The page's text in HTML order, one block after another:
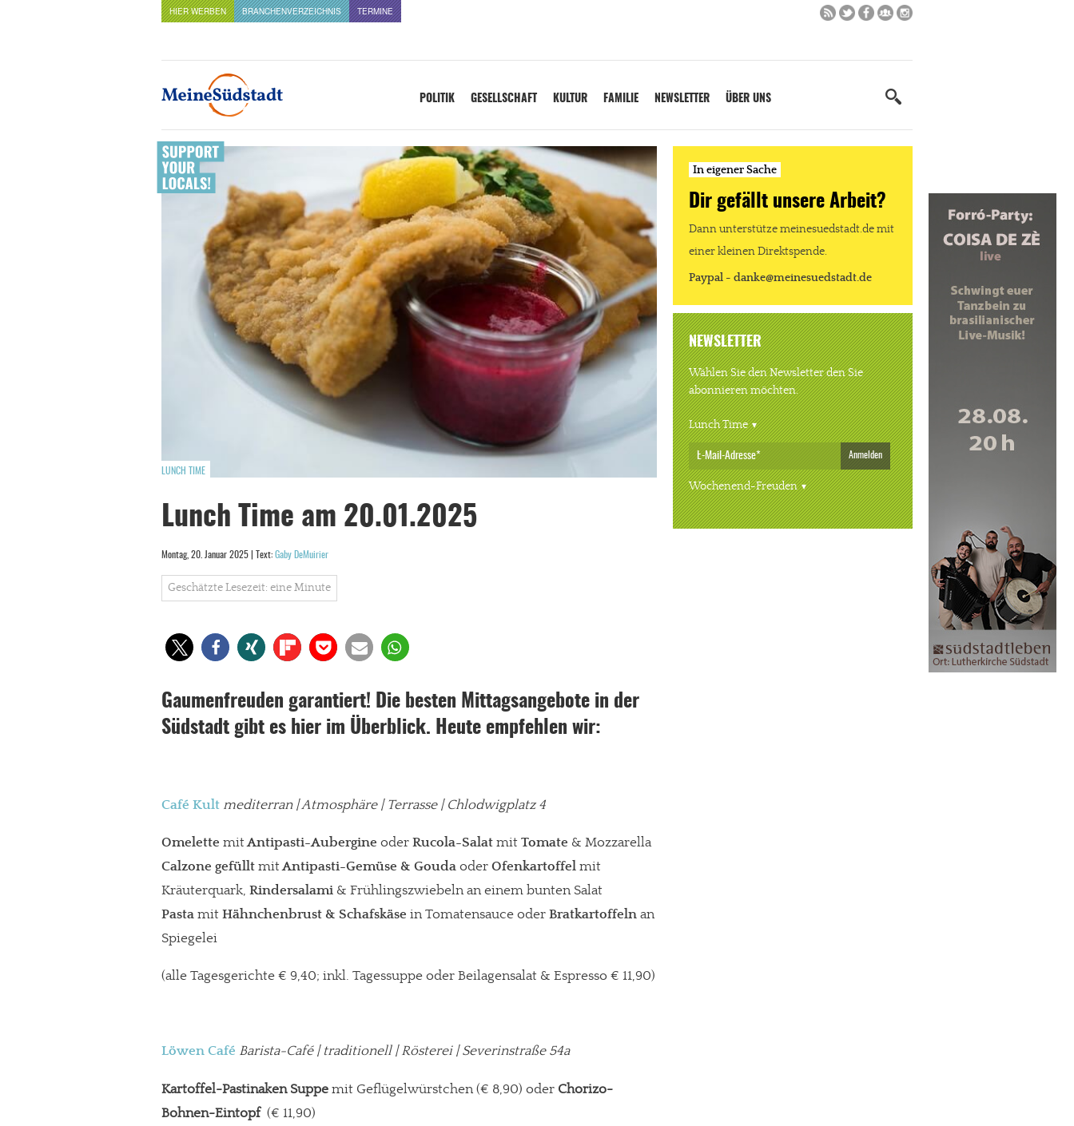
HIER WERBEN BRANCHENVERZEICHNIS TERMINE
POLITIK GESELLSCHAFT KULTUR FAMILIE NEWSLETTER ÜBER UNS
LUNCH TIME
Lunch Time am 20.01.2025
Montag, 20. Januar 2025 | Text: Gaby DeMuirier
Geschätzte Lesezeit: eine Minute
Gaumenfreuden garantiert! Die besten Mittagsangebote in der
Südstadt gibt es hier im Überblick. Heute empfehlen wir:
Café Kult mediterran| Atmosphäre | Terrasse | Chlodwigplatz 4
Omelette mitAntipasti-Aubergine oder Rucola-Salat mit Tomate & Mozzarella
Calzone gefüllt mitAntipasti-Gemüse & Gouda oder Ofenkartoffel mit
Kräuterquark, Rindersalami & Frühlingszwiebeln an einem bunten Salat
Pasta mit Hähnchenbrust & Schafskäse in Tomatensauce oder Bratkartoffeln an
Spiegelei
(alle Tagesgerichte € 9,40; inkl. Tagessuppe oder Beilagensalat & Espresso € 11,90)
Löwen Café Barista-Café| traditionell | Rösterei | Severinstraße 54a
Kartoffel-Pastinaken Suppe mit Geflügelwürstchen (€ 8,90) oder Chorizo-
Bohnen-Eintopf (€ 11,90)
In eigener Sache
Dir gefällt unsere Arbeit?
Dann unterstütze meinesuedstadt.de mit
einer kleinen Direktspende.
Paypal - danke@meinesuedstadt.de
NEWSLETTER
Wählen Sie den Newsletter den Sie
abonnieren möchten.
Lunch Time
Anmelden
Wochenend-Freuden